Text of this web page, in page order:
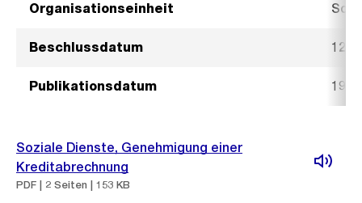
Organisationseinheit
Beschlussdatum 12.
Publikationsdatum 19.
Soziale Dienste, Genehmigung einer
Kreditabrechnung
PDF | 2 Seiten | 153 KB